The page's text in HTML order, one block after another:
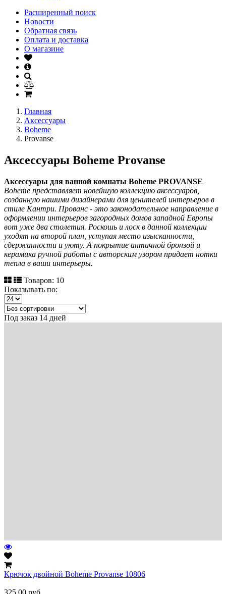
Расширенный поиск
Новости
Обратная связь
Оплата и доставка
О магазине
Главная
Аксессуары
Boheme
Provanse
Аксессуары Boheme Provanse
Аксессуары для ванной комнаты Boheme PROVANSE
Boheme представляет новейшую коллекцию аксессуаров,
созданную нашими дизайнерами для ценителей интерьеров в
стиле Кантри. Прованс - это законодательное направление в
оформлении интерьеров загородных домов западной Европы
вот уже два столетия. Роскошь и лоск в данной коллекции
уходят на второй план, уступая место изысканности,
сдержанности и уюту. А покрытие античной бронзой и
керамика ручной работы с авторским узором придает нотки
тепла в ваши интерьеры.
Товаров: 10
Показывать по:
Под заказ 14 дней
Крючок двойной Boheme Provanse 10806
325.00 руб.